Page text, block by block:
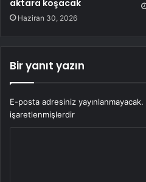
aktara koşacak
Haziran 30, 2026
Bir yanıt yazın
E-posta adresiniz yayınlanmayacak.
işaretlenmişlerdir